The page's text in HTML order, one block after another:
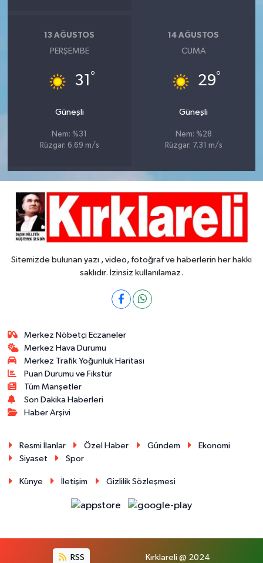
13 AĞUSTOS
PERŞEMBE
31 °
Güneşli
Nem: %31
Rüzgar: 6.69 m/s
14 AĞUSTOS
CUMA
29°
Güneşli
Nem: %28
Rüzgar: 7.31 m/s
Sitemizde bulunan yazı , video, fotoğraf ve haberlerin her hakkı
saklıdır. İzinsiz kullanılamaz.
Merkez Nöbetçi Eczaneler
Merkez Hava Durumu
Merkez Trafik Yoğunluk Haritası
Puan Durumu ve Fikstür
Tüm Manşetler
Son Dakika Haberleri
Haber Arşivi
Resmi İlanlar Özel Haber Gündem
Ekonomi
Siyaset
Spor
Künye İletişim Gizlilik Sözleşmesi
RSS Kırklareli @ 2024